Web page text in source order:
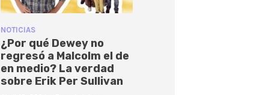
NOTICIAS
¿Por qué Dewey no
regresó a Malcolm el de
en medio? La verdad
sobre Erik Per Sullivan